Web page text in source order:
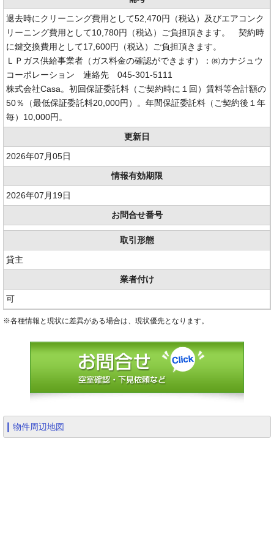
退去時にクリーニング費用として52,470円（税込）及びエアコンク
リーニング費用として10,780円（税込）ご負担頂きます。 契約時
に鍵交換費用として17,600円（税込）ご負担頂きます。
ＬＰガス供給事業者（ガス料金の確認ができます）：㈱カナジュウ
コーポレーション 連絡先 045-301-5111
株式会社Casa。初回保証委託料（ご契約時に１回）賃料等合計額の
50％（最低保証委託料20,000円）。年間保証委託料（ご契約後１年
毎）10,000円。
更新日
2026年07月05日
情報有効期限
2026年07月19日
お問合せ番号
取引形態
貸主
業者付け
可
※各種情報と現状に差異がある場合は、現状優先となります。
物件周辺地図